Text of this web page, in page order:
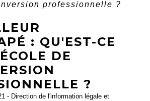
professionnelle ?
: QU'EST-CE
DE
?
- Direction de l'information légale et